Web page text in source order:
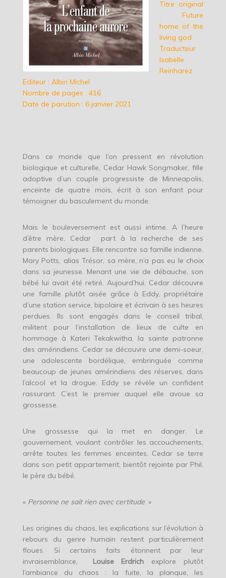
Titre original
: Future
home of the
living god
Traducteur :
Isabelle
Reinharez
Editeur : Albin Michel
Nombre de pages : 416
Date de parution : 6 janvier 2021
Dans ce monde que l’on pressent en révolution
biologique et culturelle, Cedar Hawk Songmaker, fille
adoptive d’un couple progressiste de Minneapolis,
enceinte de quatre mois, écrit à son enfant pour
témoigner du basculement du monde.
Mais le bouleversement est aussi intime. A l’heure
d’être mère, Cedar part à la recherche de ses
parents biologiques. Elle rencontre sa famille indienne.
Mary Potts, alias Trésor, sa mère, n’a pas eu le choix
dans sa jeunesse. Menant une vie de débauche, son
bébé lui avait été retiré. Aujourd’hui, Cedar découvre
une famille plutôt aisée grâce à Eddy, propriétaire
d’une station service, bipolaire et écrivain à ses heures
perdues. Ils sont engagés dans le conseil tribal,
militent pour l’installation de lieux de culte en
hommage à Kateri Tekakwitha, la sainte patronne
des amérindiens. Cedar se découvre une demi-soeur,
une adolescente bordélique, embringuée comme
beaucoup de jeunes amérindiens des réserves, dans
l’alcool et la drogue. Eddy se révèle un confident
rassurant. C’est le premier auquel elle avoue sa
grossesse.
Une grossesse qui la met en danger. Le
gouvernement, voulant contrôler les accouchements,
arrête toutes les femmes enceintes. Cedar se terre
dans son petit appartement, bientôt rejointe par Phil,
le père du bébé.
« Personne ne sait rien avec certitude. »
Les origines du chaos, les explications sur l’évolution à
rebours du genre humain restent particulièrement
floues. Si certains faits étonnent par leur
invraisemblance, Louise Erdrich explore plutôt
l’ambiance du chaos : la fuite, la planque, les